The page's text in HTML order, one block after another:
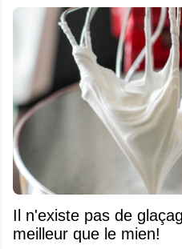
Il n'existe pas de
meilleur que le mien!